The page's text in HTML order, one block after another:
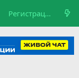
Регистрация